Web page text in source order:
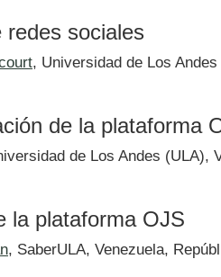
redes sociales
, Universidad de Los
de la plataforma
de Los Andes (ULA),
la plataforma OJS
, SaberULA, Venezuela,